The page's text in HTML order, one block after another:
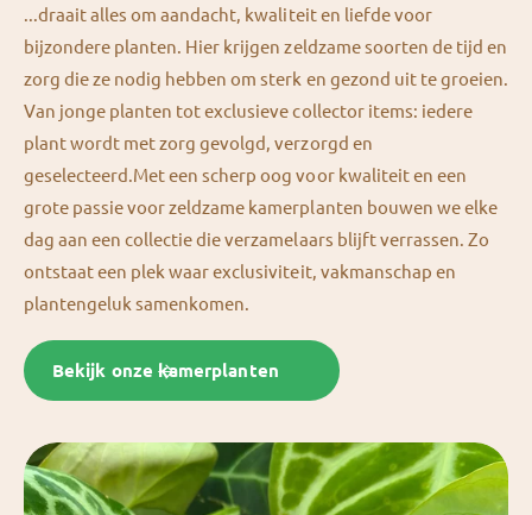
...draait alles om aandacht, kwaliteit en liefde voor
bijzondere planten. Hier krijgen zeldzame soorten de tijd en
zorg die ze nodig hebben om sterk en gezond uit te groeien.
Van jonge planten tot exclusieve collector items: iedere
plant wordt met zorg gevolgd, verzorgd en
geselecteerd.Met een scherp oog voor kwaliteit en een
grote passie voor zeldzame kamerplanten bouwen we elke
dag aan een collectie die verzamelaars blijft verrassen. Zo
ontstaat een plek waar exclusiviteit, vakmanschap en
plantengeluk samenkomen.
Bekijk onze kamerplanten